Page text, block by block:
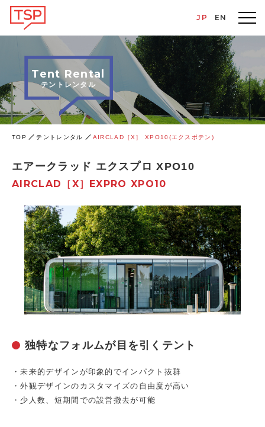
JP EN
Tent Rental
テントレンタル
TOP テントレンタル AIRCLAD［X］ XPO10(エクスポテン)
エアークラッド エクスプロ XPO10
AIRCLAD［X］EXPRO XPO10
独特なフォルムが目を引くテント
・未来的デザインが印象的でインパクト抜群
・外観デザインのカスタマイズの自由度が高い
・少人数、短期間での設営撤去が可能